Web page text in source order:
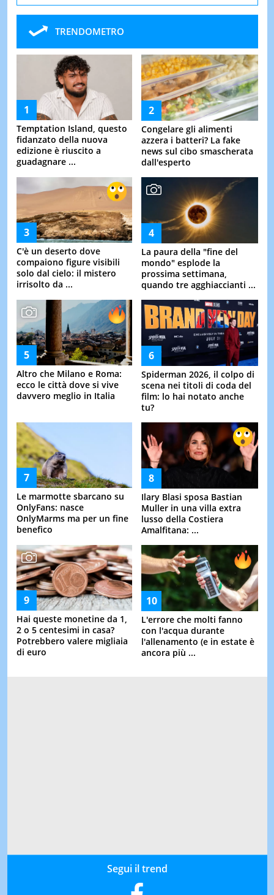
TRENDOMETRO
Temptation Island, questo
fidanzato della nuova
edizione è riuscito a
guadagnare ...
Congelare gli alimenti
azzera i batteri? La fake
news sul cibo smascherata
dall'esperto
C'è un deserto dove
compaiono figure visibili
solo dal cielo: il mistero
irrisolto da ...
La paura della "fine del
mondo" esplode la
prossima settimana,
quando tre agghiaccianti ...
Altro che Milano e Roma:
ecco le città dove si vive
davvero meglio in Italia
Spiderman 2026, il colpo di
scena nei titoli di coda del
film: lo hai notato anche
tu?
Le marmotte sbarcano su
OnlyFans: nasce
OnlyMarms ma per un fine
benefico
Ilary Blasi sposa Bastian
Muller in una villa extra
lusso della Costiera
Amalfitana: ...
Hai queste monetine da 1,
2 o 5 centesimi in casa?
Potrebbero valere migliaia
di euro
L'errore che molti fanno
con l'acqua durante
l'allenamento (e in estate è
ancora più ...
Segui il trend